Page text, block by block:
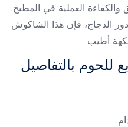
والكفاءة العملية في المطبخ.
الدجاج، فإن هذا الشاكوش
أطيب.
بالتفاصيل